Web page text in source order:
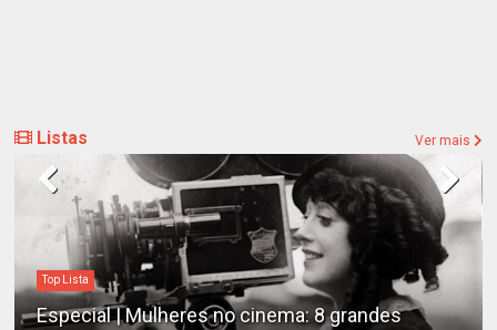
Listas Ver mais
Top Lista
Especial | Mulheres no cinema: 8 grandes